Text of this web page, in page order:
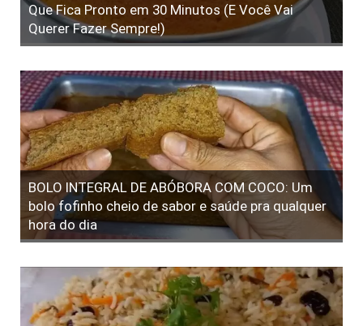
Que Fica Pronto em 30 Minutos (E Você Vai
Querer Fazer Sempre!)
BOLO INTEGRAL DE ABÓBORA COM COCO: Um
bolo fofinho cheio de sabor e saúde pra qualquer
hora do dia